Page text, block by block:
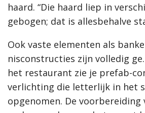
haard. “Die haard liep in
gebogen; dat is allesbehalve
Ook vaste elementen als
nisconstructies zijn volledig
het restaurant zie je prefab-
verlichting die letterlijk in het
opgenomen. De voorbereiding